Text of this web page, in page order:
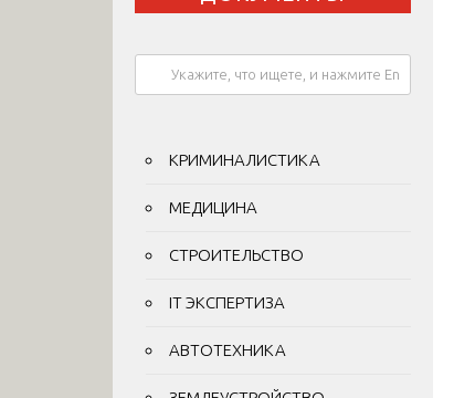
КРИМИНАЛИСТИКА
МЕДИЦИНА
СТРОИТЕЛЬСТВО
IT ЭКСПЕРТИЗА
АВТОТЕХНИКА